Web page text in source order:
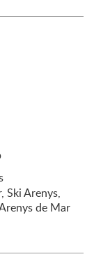
Ski Arenys,
de Mar